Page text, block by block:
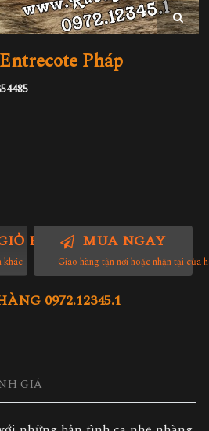
Pháp
HÀNG
khác
MUA NGAY
Giao hàng tận nơi hoặc nhận tại cửa
0972.12345.1
GIÁ